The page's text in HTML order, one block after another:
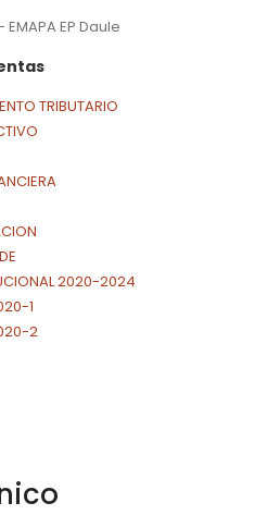
EP Daule
TRIBUTARIO
2020-2024
1
2